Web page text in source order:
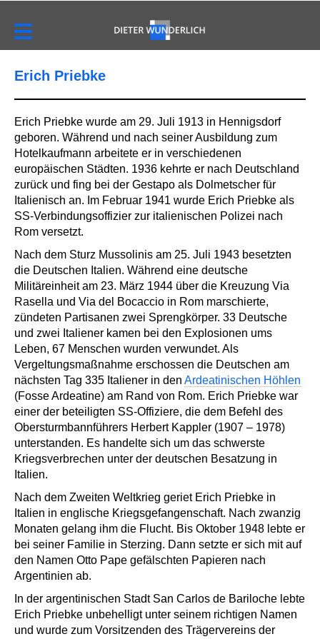
Erich Priebke
Erich Priebke wurde am 29. Juli 1913 in Hennigsdorf
geboren. Während und nach seiner Ausbildung zum
Hotelkaufmann arbeitete er in verschiedenen
europäischen Städten. 1936 kehrte er nach Deutschland
zurück und fing bei der Gestapo als Dolmetscher für
Italienisch an. Im Februar 1941 wurde Erich Priebke als
SS-Verbindungsoffizier zur italienischen Polizei nach
Rom versetzt.
Nach dem Sturz Mussolinis am 25. Juli 1943 besetzten
die Deutschen Italien. Während eine deutsche
Militäreinheit am 23. März 1944 über die Kreuzung Via
Rasella und Via del Bocaccio in Rom marschierte,
zündeten Partisanen zwei Sprengkörper. 33 Deutsche
und zwei Italiener kamen bei den Explosionen ums
Leben, 67 Menschen wurden verwundet. Als
Vergeltungsmaßnahme erschossen die Deutschen am
nächsten Tag 335 Italiener in den Ardeatinischen Höhlen
(Fosse Ardeatine) am Rand von Rom. Erich Priebke war
einer der beteiligten SS-Offiziere, die dem Befehl des
Obersturmbannführers Herbert Kappler (1907 – 1978)
unterstanden. Es handelte sich um das schwerste
Kriegsverbrechen unter der deutschen Besatzung in
Italien.
Nach dem Zweiten Weltkrieg geriet Erich Priebke in
Italien in englische Kriegsgefangenschaft. Nach zwanzig
Monaten gelang ihm die Flucht. Bis Oktober 1948 lebte er
bei seiner Familie in Sterzing. Dann setzte er sich mit auf
den Namen Otto Pape gefälschten Papieren nach
Argentinien ab.
In der argentinischen Stadt San Carlos de Bariloche lebte
Erich Priebke unbehelligt unter seinem richtigen Namen
und wurde zum Vorsitzenden des Trägervereins der